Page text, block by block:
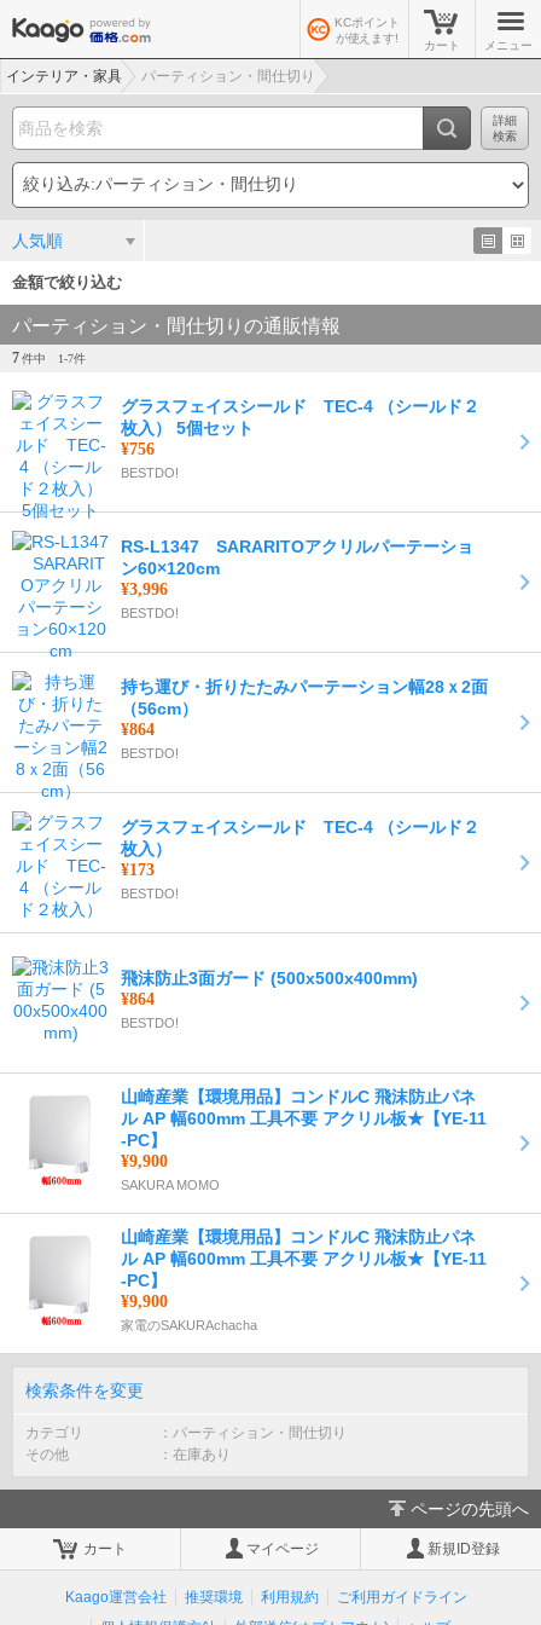
KCポイント
が使えます!
カート メニュー
インテリア・家具 パーティション・間仕切り
詳細
検索
人気順
金額で絞り込む
パーティション・間仕切りの通販情報
7件中 1-7件
グラスフェイスシールド TEC-4 （シールド２
枚入） 5個セット
¥756
BESTDO!
RS-L1347 SARARITOアクリルパーテーショ
ン60×120cm
¥3,996
BESTDO!
持ち運び・折りたたみパーテーション幅28ｘ2面
（56cm）
¥864
BESTDO!
グラスフェイスシールド TEC-4 （シールド２
枚入）
¥173
BESTDO!
飛沫防止3面ガード (500x500x400mm)
¥864
BESTDO!
山崎産業【環境用品】コンドルC 飛沫防止パネ
ル AP 幅600mm 工具不要 アクリル板★【YE-11
-PC】
¥9,900
SAKURA MOMO
山崎産業【環境用品】コンドルC 飛沫防止パネ
ル AP 幅600mm 工具不要 アクリル板★【YE-11
-PC】
¥9,900
家電のSAKURAchacha
検索条件を変更
カテゴリ
パーティション・間仕切り
その他
在庫あり
ページの先頭へ
カート マイページ 新規ID登録
Kaago運営会社 推奨環境 利用規約
ご利用ガイドライン